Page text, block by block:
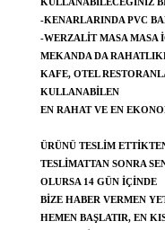
KULLANABILECEĞINIZ
-KENARLARINDA PVC
-WERZALIT MASA MASA
MEKANDA DA
KAFE, OTEL
KULLANABILEN
EN RAHAT VE EN
ÜRÜNÜ TESLIM
TESLIMATTAN SONRA
OLURSA 14 GÜN IÇINDE
BIZE HABER VERMEN
HEMEN BAŞLATIR, EN